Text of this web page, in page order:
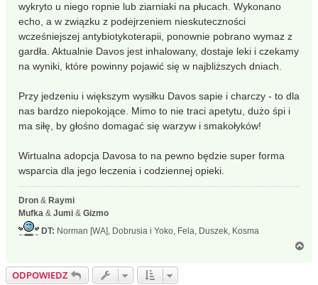
wykryto u niego ropnie lub ziarniaki na płucach. Wykonano
echo, a w związku z podejrzeniem nieskuteczności
wcześniejszej antybiotykoterapii, ponownie pobrano wymaz z
gardła. Aktualnie Davos jest inhalowany, dostaje leki i czekamy
na wyniki, które powinny pojawić się w najbliższych dniach.
Przy jedzeniu i większym wysiłku Davos sapie i charczy - to dla
nas bardzo niepokojące. Mimo to nie traci apetytu, dużo śpi i
ma siłę, by głośno domagać się warzyw i smakołyków!
Wirtualna adopcja Davosa to na pewno będzie super forma
wsparcia dla jego leczenia i codziennej opieki.
Dron & Raymi
Mufka & Jumi & Gizmo
DT: Norman [WA], Dobrusia i Yoko, Fela, Duszek, Kosma
ODPOWIEDZ